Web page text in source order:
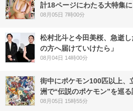
計18ページにわたる大特集に
08月05日 7時00分
松村北斗と今田美桜、急逝
の方へ届けていけたら」
08月04日 14時00分
街中にポケモン100匹以上
洲で“伝説のポケモン”を巡る
08月05日 15時55分